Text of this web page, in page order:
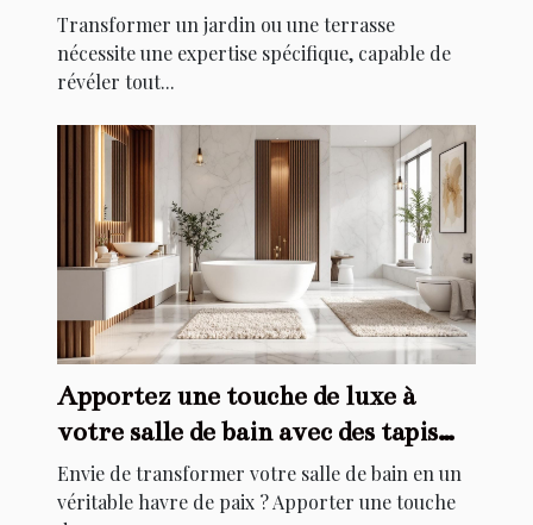
extérieurs ?
Transformer un jardin ou une terrasse
nécessite une expertise spécifique, capable de
révéler tout...
Apportez une touche de luxe à
votre salle de bain avec des tapis
élégants
Envie de transformer votre salle de bain en un
véritable havre de paix ? Apporter une touche